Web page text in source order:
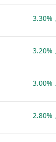
3.30%
3.20%
3.00%
2.80%